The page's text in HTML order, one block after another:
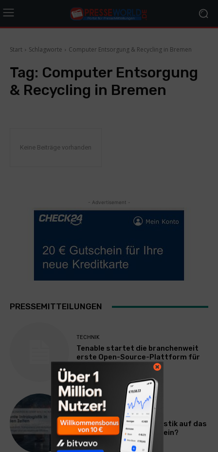
Start Schlagworte Computer Entsorgung & Recycling in Bremen
Tag: Computer Entsorgung
& Recycling in Bremen
Keine Beiträge vorhanden
- Advertisement -
PRESSEMITTEILUNGEN
TECHNIK
Tenable startet die branchenweit
erste Open-Source-Plattform für
ALLGEMEIN
Wie stelle ich meine Logistik auf das
volatile Marktverhalten ein?